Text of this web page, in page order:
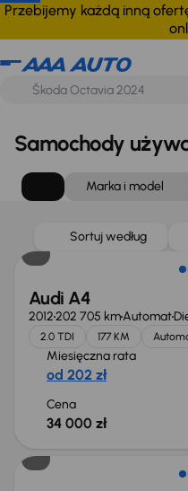
Przebijemy każdą inną
Samochody
Marka i model
Sortuj według
Audi A4
2012202 705 kmAutomat
2.0 TDI 177 KM
Miesięczna rata
od 202 zł
Cena
34 000 zł